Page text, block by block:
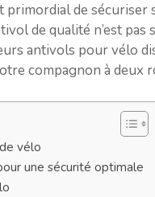
primordial de
de qualité n’est pas
antivols pour vélo
compagnon à deux
vélo
une sécurité optimale